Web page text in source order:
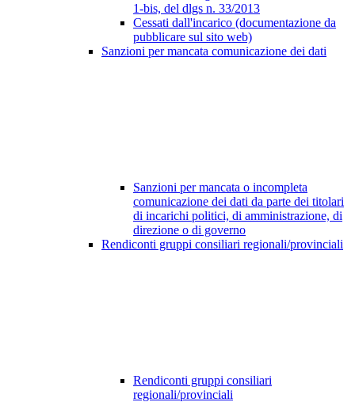
1-bis, del dlgs n. 33/2013
Cessati dall'incarico (documentazione da
pubblicare sul sito web)
Sanzioni per mancata comunicazione dei dati
Sanzioni per mancata o incompleta
comunicazione dei dati da parte dei titolari
di incarichi politici, di amministrazione, di
direzione o di governo
Rendiconti gruppi consiliari regionali/provinciali
Rendiconti gruppi consiliari
regionali/provinciali